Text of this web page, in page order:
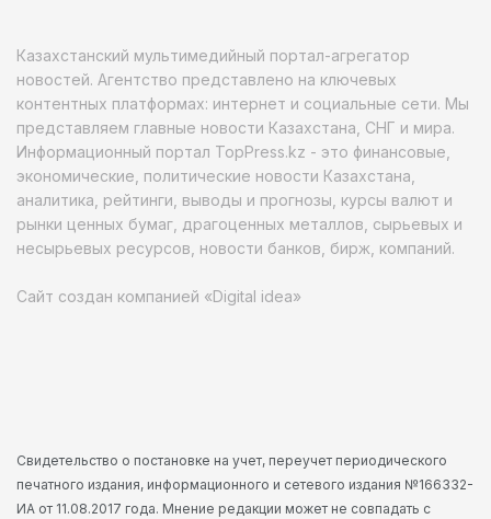
Казахстанский мультимедийный портал-агрегатор
новостей. Агентство представлено на ключевых
контентных платформах: интернет и социальные сети. Мы
представляем главные новости Казахстана, СНГ и мира.
Информационный портал TopPress.kz - это финансовые,
экономические, политические новости Казахстана,
аналитика, рейтинги, выводы и прогнозы, курсы валют и
рынки ценных бумаг, драгоценных металлов, сырьевых и
несырьевых ресурсов, новости банков, бирж, компаний.
Сайт создан компанией «Digital idea»
Свидетельство о постановке на учет, переучет периодического
печатного издания, информационного и сетевого издания №166332-
ИА от 11.08.2017 года. Мнение редакции может не совпадать с